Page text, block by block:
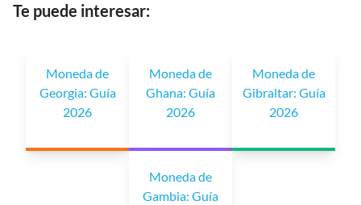
Te puede interesar:
Moneda de
Georgia: Guía
2026
Moneda de
Ghana: Guía
2026
Moneda de
Gibraltar: Guía
2026
Moneda de
Gambia: Guía